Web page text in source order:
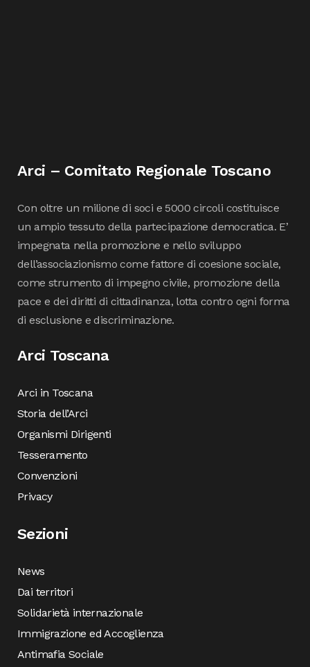
Arci – Comitato Regionale Toscano
Con oltre un milione di soci e 5000 circoli costituisce
un ampio tessuto della partecipazione democratica. E’
impegnata nella promozione e nello sviluppo
dell’associazionismo come fattore di coesione sociale,
come strumento di impegno civile, promozione della
pace e dei diritti di cittadinanza, lotta contro ogni forma
di esclusione e discriminazione.
Arci Toscana
Arci in Toscana
Storia dell’Arci
Organismi Dirigenti
Tesseramento
Convenzioni
Privacy
Sezioni
News
Dai territori
Solidarietà internazionale
Immigrazione ed Accoglienza
Antimafia Sociale